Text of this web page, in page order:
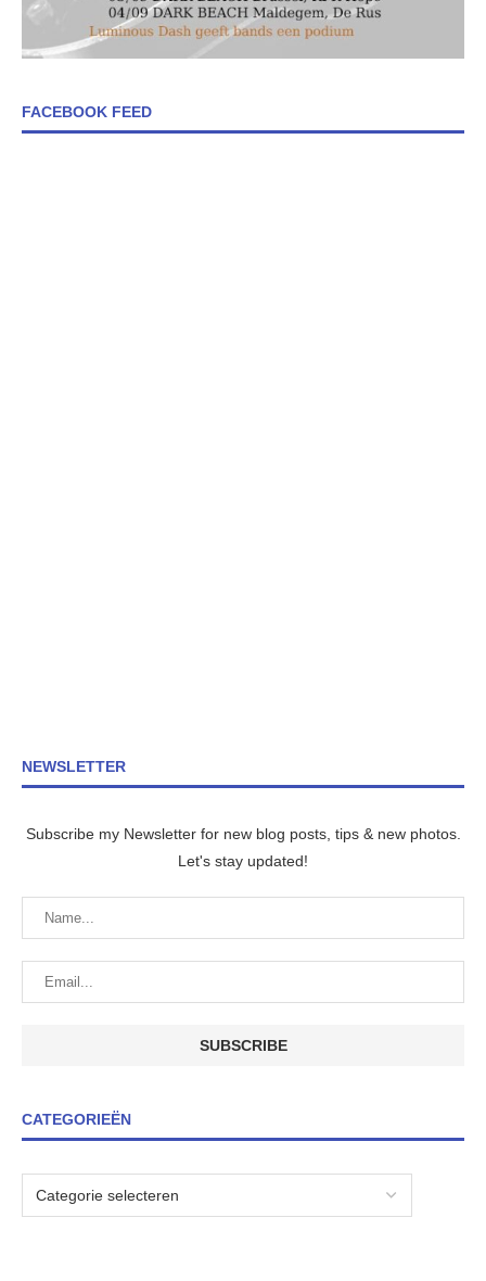
FACEBOOK FEED
NEWSLETTER
Subscribe my Newsletter for new blog posts, tips & new photos.
Let's stay updated!
CATEGORIEËN